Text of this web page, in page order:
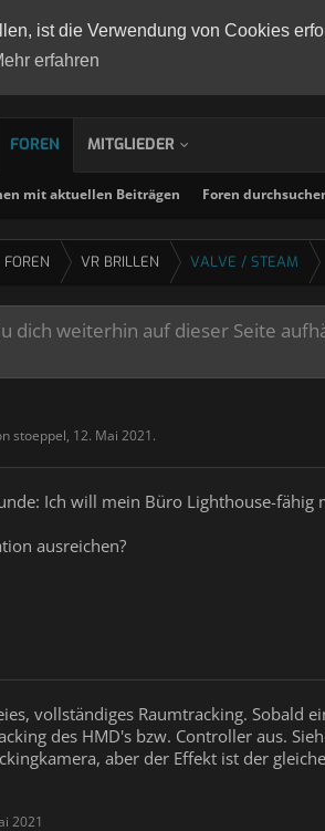
ist die Verwendung von Cookies
erfahren
FOREN
mit aktuellen Beiträgen Foren
MITGLIEDER
FOREN VR BRILLEN VALVE / STEAM
dich weiterhin auf dieser Seite
stoeppel, 12. Mai 2021.
Ich will mein Büro Lighthouse-fähig
ausreichen?
vollständiges Raumtracking. Sobald
des HMD's bzw. Controller aus.
aber der Effekt ist der
2021